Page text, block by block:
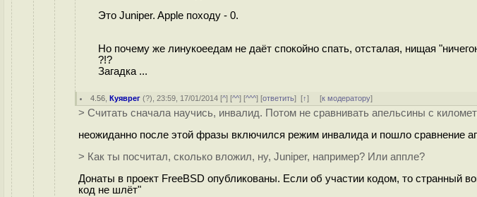
Это Juniper. Apple походу - 0.
Но почему же линукоеедам не даёт спокойно спать, отсталая, нищая
?!?
Загадка ...
4.56 ,Куяврег (?), 23:59, 17/01/2014 [^] [^^] [^^^] [ответить][↑] [к модератору]
> Считать сначала научись, инвалид. Потом не сравнивать апельсины с
неожиданно после этой фразы включился режим инвалида и пошло сравнение
> Как ты посчитал, сколько вложил, ну, Juniper, например? Или аппле?
Донаты в проект FreeBSD опубликованы. Если об участии кодом, то странный
код не шлёт"